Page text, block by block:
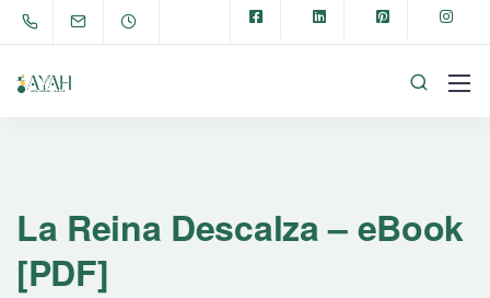
La Reina Descalza – eBook
[PDF]